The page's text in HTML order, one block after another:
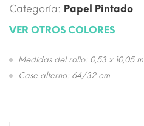
Categoría: Papel Pintado
VER OTROS COLORES
Medidas del rollo: 0,53 x 10,05 m
Case alterno: 64/32 cm